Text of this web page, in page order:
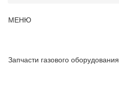
МЕНЮ
Запчасти газового оборудования